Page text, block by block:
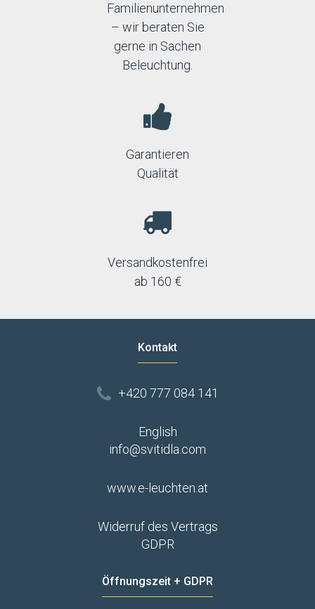
Familienunternehmen
– wir beraten Sie
gerne in Sachen
Beleuchtung.
Garantieren
Qualität
Versandkostenfrei
ab 160 €
Kontakt
+420 777 084 141
English
info@svitidla.com
www.e-leuchten.at
Widerruf des Vertrags
GDPR
Öffnungszeit + GDPR